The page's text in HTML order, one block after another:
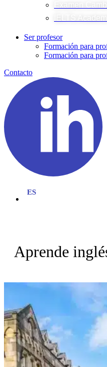
Examen
IELTS
Ser profesor
Formación para
Formación para
Contacto
Aprende